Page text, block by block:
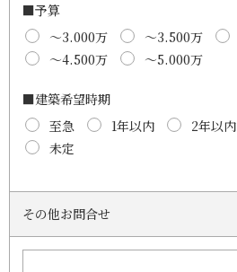
■予算
～3.000万
～3.500万
～4.500万
～5.000万
■建築希望時期
至急
1年以内 2年以内
未定
その他お問合せ